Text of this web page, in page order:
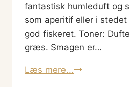
fantastisk humleduft og
som aperitif eller i
god fiskeret. Toner:
græs. Smagen er…
Læs mere...Skagen